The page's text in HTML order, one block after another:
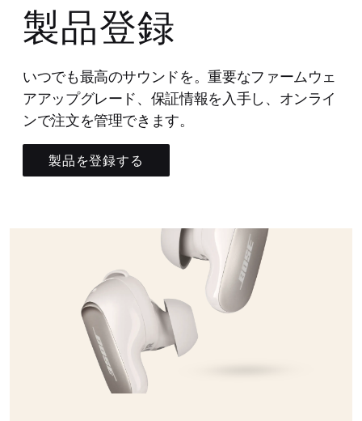
製品登録
いつでも最高のサウンドを。重要なファームウェ
アアップグレード、保証情報を入手し、オンライ
ンで注文を管理できます。
製品を登録する